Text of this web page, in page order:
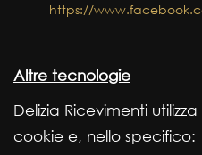
https://
Altre tecnologie
Delizia Ricevimenti
cookie e, nello specifico: